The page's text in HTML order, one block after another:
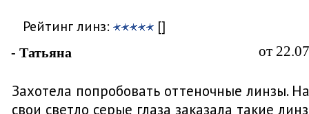
Рейтинг линз: []
- Татьяна от
Захотела попробовать оттеночные линзы. На
свои светло серые глаза заказала такие